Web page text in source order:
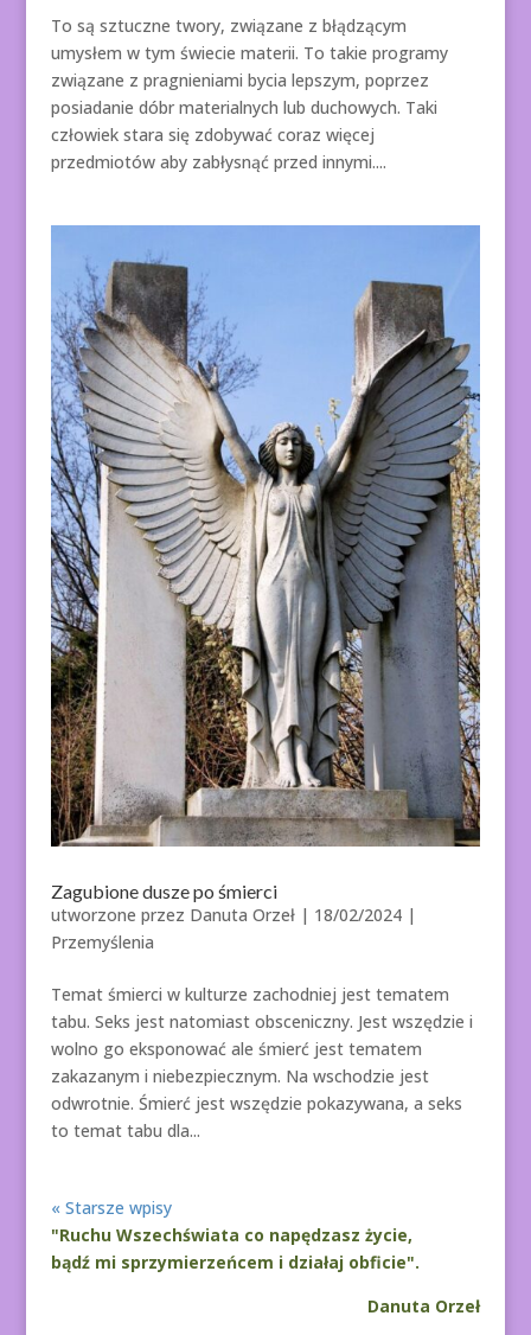
To są sztuczne twory, związane z błądzącym
umysłem w tym świecie materii. To takie programy
związane z pragnieniami bycia lepszym, poprzez
posiadanie dóbr materialnych lub duchowych. Taki
człowiek stara się zdobywać coraz więcej
przedmiotów aby zabłysnąć przed innymi....
Zagubione dusze po śmierci
utworzone przez Danuta Orzeł| 18/02/2024|
Przemyślenia
Temat śmierci w kulturze zachodniej jest tematem
tabu. Seks jest natomiast obsceniczny. Jest wszędzie i
wolno go eksponować ale śmierć jest tematem
zakazanym i niebezpiecznym. Na wschodzie jest
odwrotnie. Śmierć jest wszędzie pokazywana, a seks
to temat tabu dla...
« Starsze wpisy
"Ruchu Wszechświata co napędzasz życie,
bądź mi sprzymierzeńcem i działaj obficie".
Danuta Orzeł